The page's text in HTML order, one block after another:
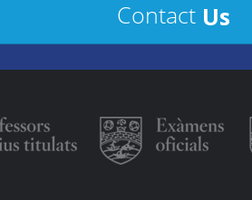
Contact Us